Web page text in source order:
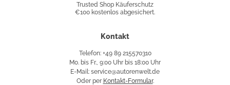
Käuferschutz
Trusted Shop Käuferschutz
€100 kostenlos abgesichert.
Kontakt
Telefon: +49 89 215570310
Mo. bis Fr., 9:00 Uhr bis 18:00 Uhr
E-Mail: service@autorenwelt.de
Oder per Kontakt-Formular.